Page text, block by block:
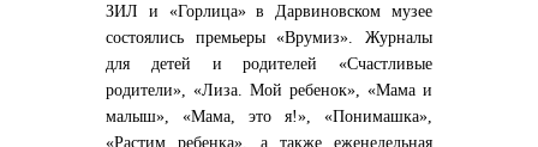
ЗИЛ и «Горлица» в Дарвиновском музее
состоялись премьеры «Врумиз». Журналы
для детей и родителей «Счастливые
родители», «Лиза. Мой ребенок», «Мама и
малыш», «Мама, это я!», «Понимашка»,
«Растим ребенка», а также еженедельная